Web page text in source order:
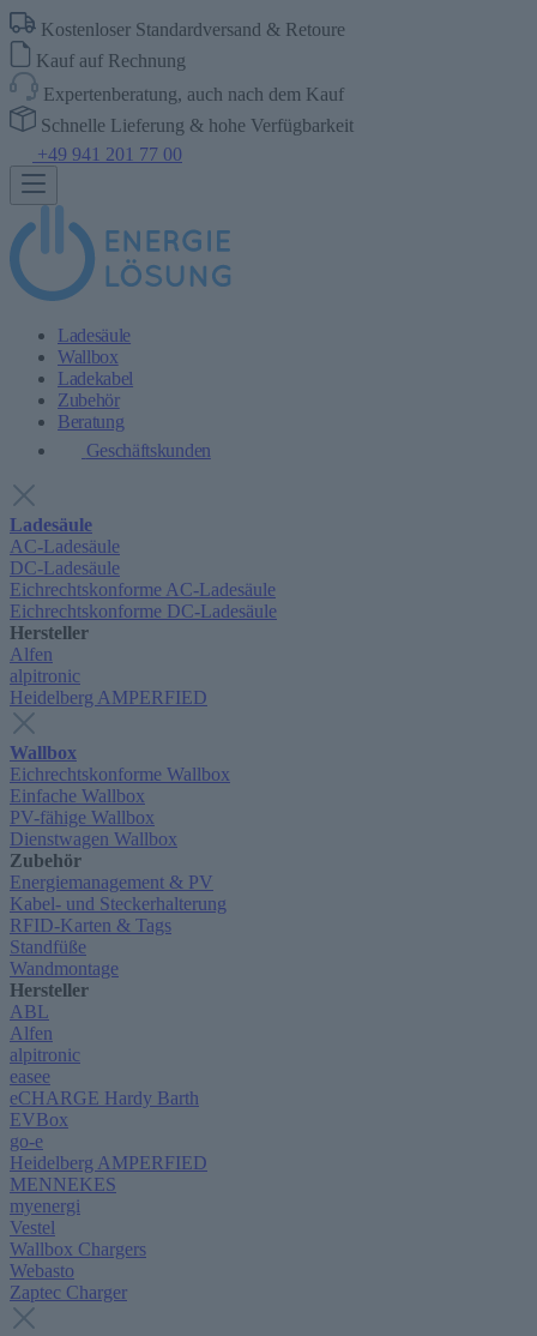
Kostenloser Standardversand & Retoure
Kauf auf Rechnung
Expertenberatung, auch nach dem Kauf
Schnelle Lieferung & hohe Verfügbarkeit
+49 941 201 77 00
Ladesäule
Wallbox
Ladekabel
Zubehör
Beratung
Geschäftskunden
Ladesäule
AC-Ladesäule
DC-Ladesäule
Eichrechtskonforme AC-Ladesäule
Eichrechtskonforme DC-Ladesäule
Hersteller
Alfen
alpitronic
Heidelberg AMPERFIED
Wallbox
Eichrechtskonforme Wallbox
Einfache Wallbox
PV-fähige Wallbox
Dienstwagen Wallbox
Zubehör
Energiemanagement & PV
Kabel- und Steckerhalterung
RFID-Karten & Tags
Standfüße
Wandmontage
Hersteller
ABL
Alfen
alpitronic
easee
eCHARGE Hardy Barth
EVBox
go-e
Heidelberg AMPERFIED
MENNEKES
myenergi
Vestel
Wallbox Chargers
Webasto
Zaptec Charger